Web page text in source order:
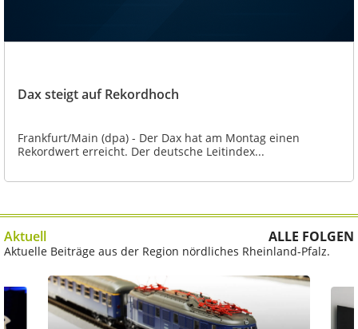
Dax steigt auf Rekordhoch
Frankfurt/Main (dpa) - Der Dax hat am Montag einen
Rekordwert erreicht. Der deutsche Leitindex...
Aktuell ALLE FOLGEN
Aktuelle Beiträge aus der Region nördliches Rheinland-Pfalz.